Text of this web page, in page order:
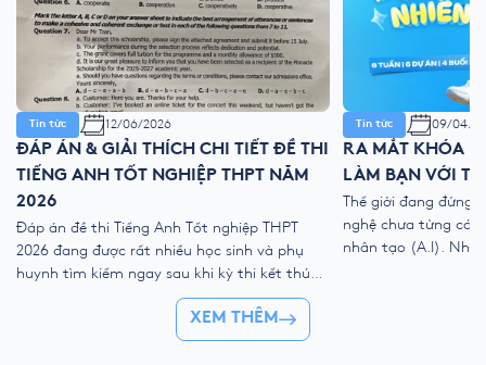
Tin tức 12/06/2026
ĐÁP ÁN & GIẢI THÍCH CHI TIẾT ĐỀ THI
TIẾNG ANH TỐT NGHIỆP THPT NĂM
2026
Đáp án đề thi Tiếng Anh Tốt nghiệp THPT
2026 đang được rất nhiều học sinh và phụ
huynh tìm kiếm ngay sau khi kỳ thi kết thúc.
Để giúp thí sinh nhanh chóng đối chiếu kết
quả và đánh giá bài làm của mình, YOLA cập
nhật đề thi chính thức, đáp án tham […]
Tin tức 09/04/
RA MẮT KHÓA
LÀM BẠN VỚI
Thế giới đang đứng
nghệ chưa từng có
nhân tạo (A.I).
XEM THÊM